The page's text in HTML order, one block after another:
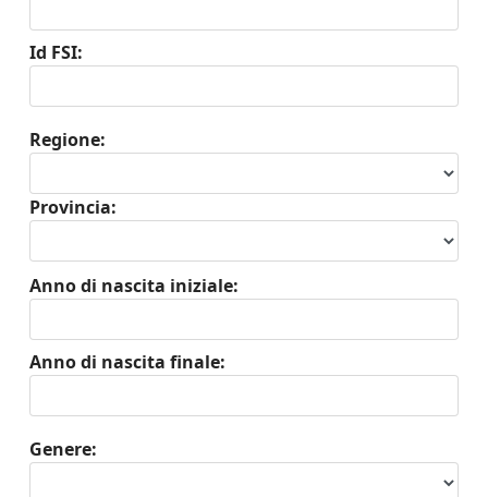
Id FSI:
Regione:
Provincia:
Anno di nascita iniziale:
Anno di nascita finale:
Genere: